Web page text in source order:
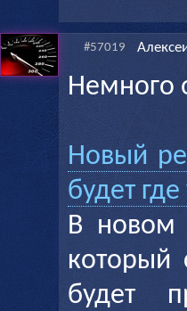
#57019
Немного
Новый
будет
В новом
который
будет